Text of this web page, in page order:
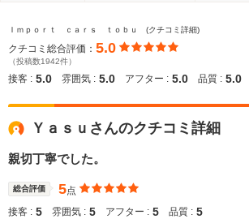
Ｉｍｐｏｒｔ ｃａｒｓ ｔｏｂｕ (クチコミ詳細)
クチコミ総合評価： 5.0
（投稿数1942件）
接客 : 5.0 雰囲気 : 5.0 アフター : 5.0 品質 : 5.0
Ｙａｓｕさんのクチコミ詳細
親切丁寧でした。
総合評価 5点
接客 : 5 雰囲気 : 5 アフター : 5 品質 : 5